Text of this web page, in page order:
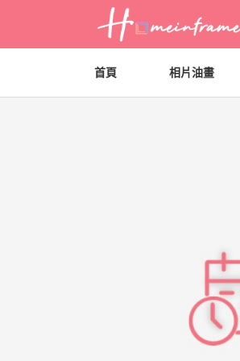
首頁 相片油畫